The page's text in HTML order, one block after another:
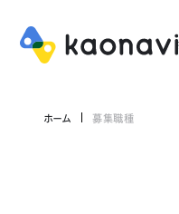
ホーム 募集職種